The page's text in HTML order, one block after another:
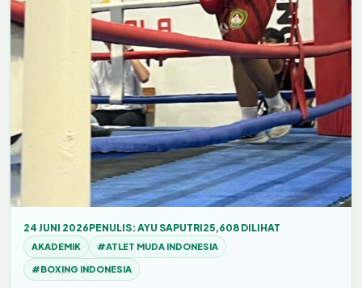
24 JUNI 2026PENULIS: AYU SAPUTRI25,608 DILIHAT
AKADEMIK #ATLET MUDA INDONESIA
#BOXING INDONESIA